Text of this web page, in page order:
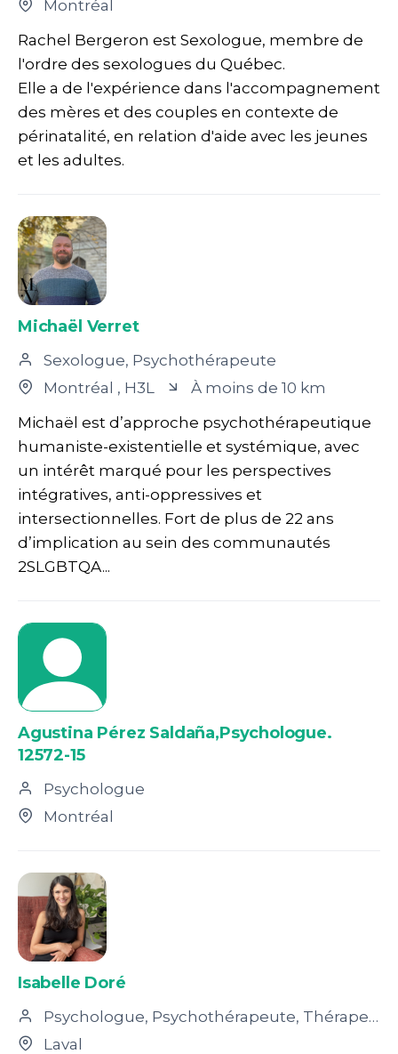
Montréal
Rachel Bergeron est Sexologue, membre de
l'ordre des sexologues du Québec.
Elle a de l'expérience dans l'accompagnement
des mères et des couples en contexte de
périnatalité, en relation d'aide avec les jeunes
et les adultes.
Michaël Verret
Sexologue, Psychothérapeute
Montréal , H3L
À moins de 10 km
Michaël est d’approche psychothérapeutique
humaniste-existentielle et systémique, avec
un intérêt marqué pour les perspectives
intégratives, anti-oppressives et
intersectionnelles. Fort de plus de 22 ans
d’implication au sein des communautés
2SLGBTQA...
Agustina Pérez Saldaña,Psychologue.
12572-15
Psychologue
Montréal
Isabelle Doré
Psychologue, Psychothérapeute, Thérapeute conjugal et familial
Laval